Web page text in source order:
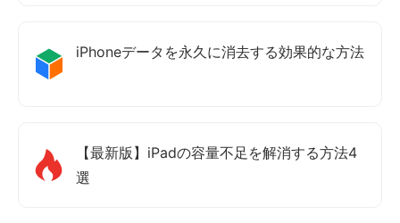
iPhoneデータを永久に消去する効果的な方法
【最新版】iPadの容量不足を解消する方法4
選